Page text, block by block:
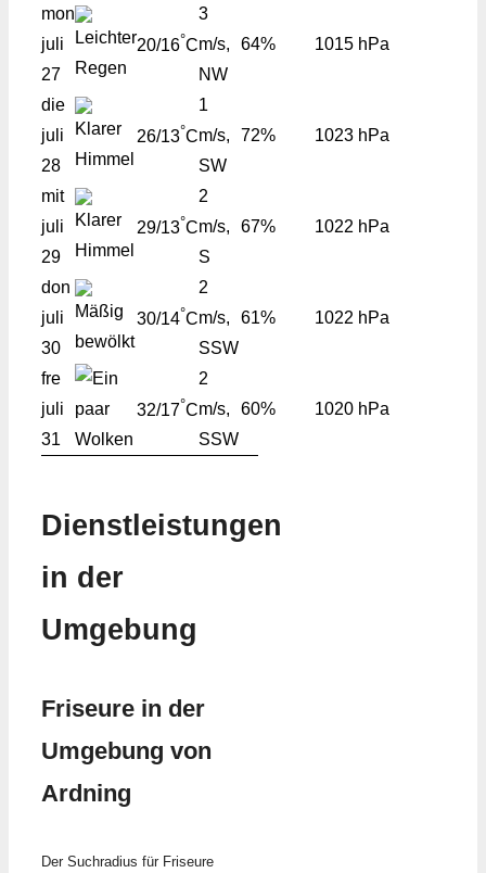
mon
juli
27
20/16°C
3
m/s,
NW
64% 1015 hPa
die
juli
28
26/13°C
1
m/s,
SW
72% 1023 hPa
mit
juli
29
29/13°C
2
m/s,
S
67% 1022 hPa
don
juli
30
30/14°C
2
m/s,
SSW
61% 1022 hPa
fre
juli
31
32/17°C
2
m/s,
SSW
60% 1020 hPa
Dienstleistungen
in der
Umgebung
Friseure in der
Umgebung von
Ardning
Der Suchradius für Friseure